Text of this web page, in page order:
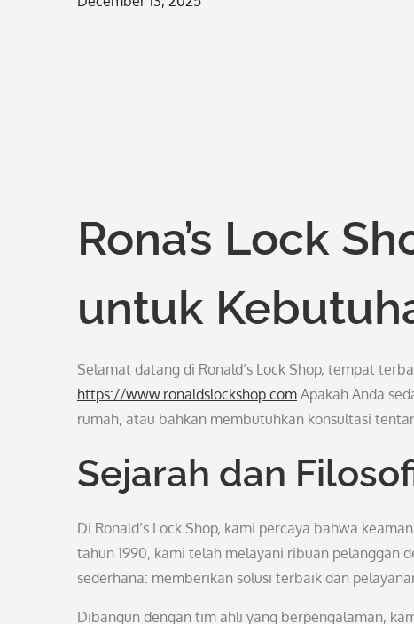
Rona’s Lock
untuk
Selamat datang di Ronald’s Lock Shop, tempat
https://www.ronaldslockshop.com Apakah Anda
rumah, atau bahkan membutuhkan konsultasi
Sejarah dan
Di Ronald’s Lock Shop, kami percaya bahwa
tahun 1990, kami telah melayani ribuan pelanggan
sederhana: memberikan solusi terbaik dan
Dibangun dengan tim ahli yang berpengalaman,